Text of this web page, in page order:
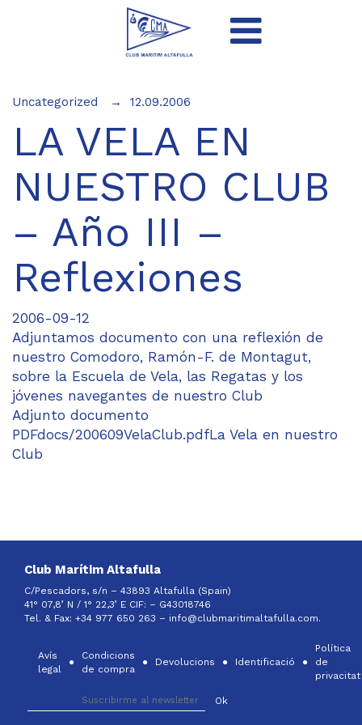
Uncategorized 12.09.2006
LA VELA EN
NUESTRO CLUB
– Año III –
Reflexiones
2006-09-12
Adjuntamos documento con una reflexión de
nuestro Comodoro, Ramón-F. de Montagut,
sobre la Escuela de Vela, las Regatas y los
jóvenes navegantes de nuestro Club
Adjunto documento
PDFdocs/200609VelaClub.pdfLa Vela en nuestro
Club
Club Marítim Altafulla
C/Pescadors, s/n – 43893 Altafulla (Spain)
41° 07,8’ N / 1° 22,3’ E CIF: – G43018746
Tel. & Fax: +34 977 650 263 – info@clubmaritimaltafulla.com.
Avís
legal
Condicions
de compra
Devolucions Identificació
Política
de
privacitat